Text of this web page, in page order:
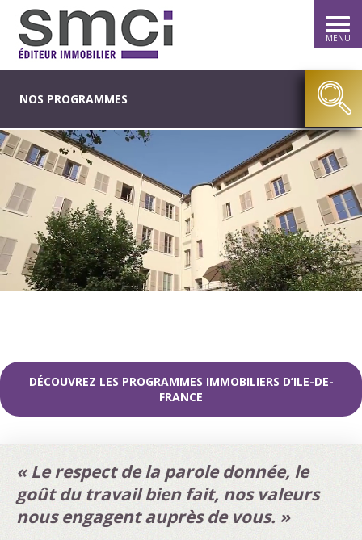
MENU
NOS PROGRAMMES
DÉCOUVREZ LES PROGRAMMES IMMOBILIERS D’ILE-DE-
FRANCE
« Le respect de la parole donnée, le
goût du travail bien fait, nos valeurs
nous engagent auprès de vous. »